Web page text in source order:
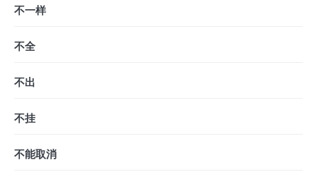
不一样
不全
不出
不挂
不能取消